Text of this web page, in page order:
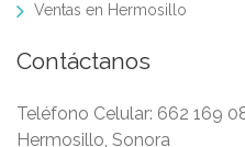
Ventas en Hermosillo
Contáctanos
Teléfono Celular: 662 169
Hermosillo, Sonora